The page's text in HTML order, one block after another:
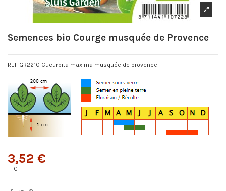
Semences bio Courge musquée de Provence
REF GR2210 Cucurbita maxima musquée de provence
3,52 €
TTC